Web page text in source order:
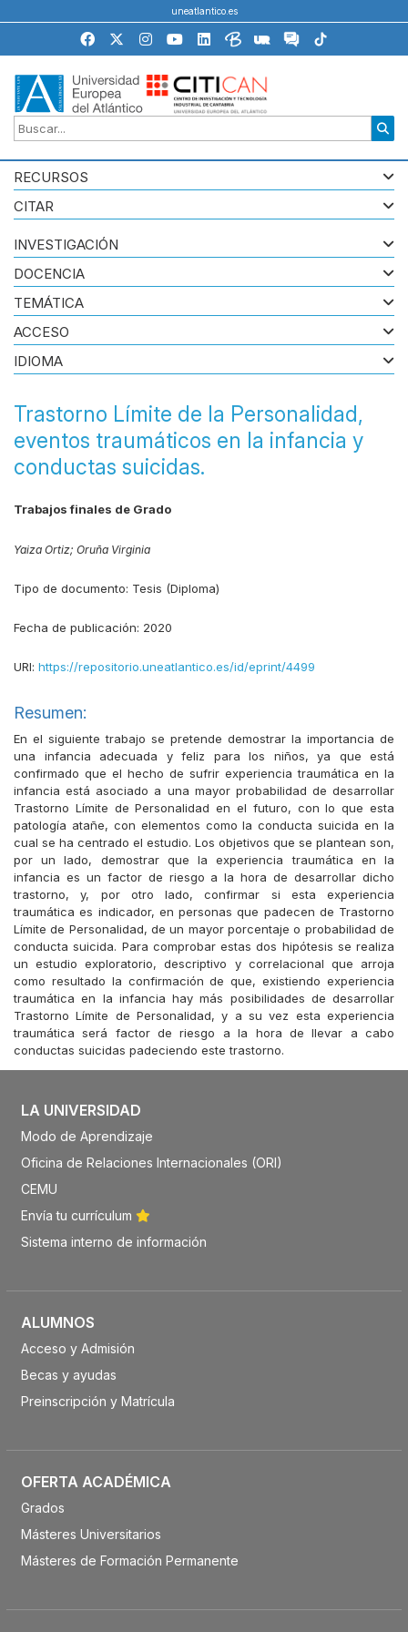
uneatlantico.es
RECURSOS
CITAR
Trastorno Límite de la Personalidad,
eventos traumáticos en la infancia y
conductas suicidas.
Trabajos finales de Grado
Yaiza Ortiz; Oruña Virginia
Tipo de documento: Tesis (Diploma)
Fecha de publicación: 2020
URI: https://repositorio.uneatlantico.es/id/eprint/4499
Resumen:
En el siguiente trabajo se pretende demostrar la importancia de
una infancia adecuada y feliz para los niños, ya que está
confirmado que el hecho de sufrir experiencia traumática en la
infancia está asociado a una mayor probabilidad de desarrollar
Trastorno Límite de Personalidad en el futuro, con lo que esta
patología atañe, con elementos como la conducta suicida en la
cual se ha centrado el estudio. Los objetivos que se plantean son,
por un lado, demostrar que la experiencia traumática en la
infancia es un factor de riesgo a la hora de desarrollar dicho
trastorno, y, por otro lado, confirmar si esta experiencia
traumática es indicador, en personas que padecen de Trastorno
Límite de Personalidad, de un mayor porcentaje o probabilidad de
conducta suicida. Para comprobar estas dos hipótesis se realiza
un estudio exploratorio, descriptivo y correlacional que arroja
como resultado la confirmación de que, existiendo experiencia
traumática en la infancia hay más posibilidades de desarrollar
Trastorno Límite de Personalidad, y a su vez esta experiencia
traumática será factor de riesgo a la hora de llevar a cabo
conductas suicidas padeciendo este trastorno.
INVESTIGACIÓN
DOCENCIA
TEMÁTICA
ACCESO
IDIOMA
LA UNIVERSIDAD
Modo de Aprendizaje
Oficina de Relaciones Internacionales (ORI)
CEMU
Envía tu currículum
Sistema interno de información
ALUMNOS
Acceso y Admisión
Becas y ayudas
Preinscripción y Matrícula
OFERTA ACADÉMICA
Grados
Másteres Universitarios
Másteres de Formación Permanente